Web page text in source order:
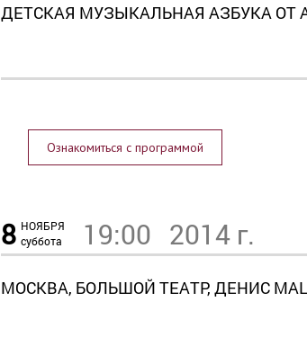
ДЕТСКАЯ МУЗЫКАЛЬНАЯ АЗБУКА ОТ
Ознакомиться с программой
8 НОЯБРЯ
суббота
19:00 2014 г.
МОСКВА, БОЛЬШОЙ ТЕАТР, ДЕНИС